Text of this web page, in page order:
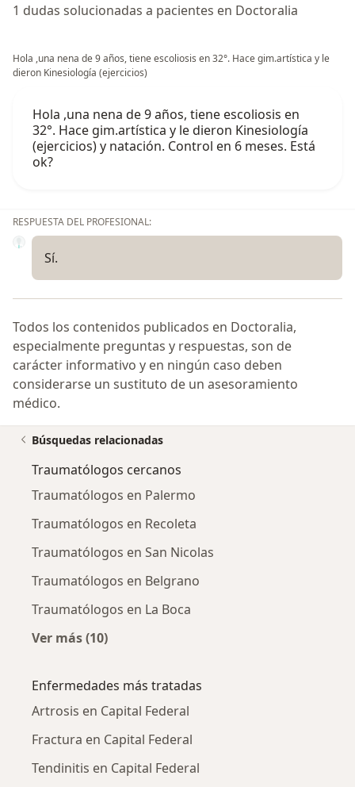
1 dudas solucionadas a pacientes en Doctoralia
Hola ,una nena de 9 años, tiene escoliosis en 32°. Hace gim.artística y le
dieron Kinesiología (ejercicios)
Hola ,una nena de 9 años, tiene escoliosis en
32°. Hace gim.artística y le dieron Kinesiología
(ejercicios) y natación. Control en 6 meses. Está
ok?
RESPUESTA DEL PROFESIONAL:
Sí.
Todos los contenidos publicados en Doctoralia,
especialmente preguntas y respuestas, son de
carácter informativo y en ningún caso deben
considerarse un sustituto de un asesoramiento
médico.
Búsquedas relacionadas
Traumatólogos cercanos
Traumatólogos en Palermo
Traumatólogos en Recoleta
Traumatólogos en San Nicolas
Traumatólogos en Belgrano
Traumatólogos en La Boca
Ver más (10)
Enfermedades más tratadas
Artrosis en Capital Federal
Fractura en Capital Federal
Tendinitis en Capital Federal